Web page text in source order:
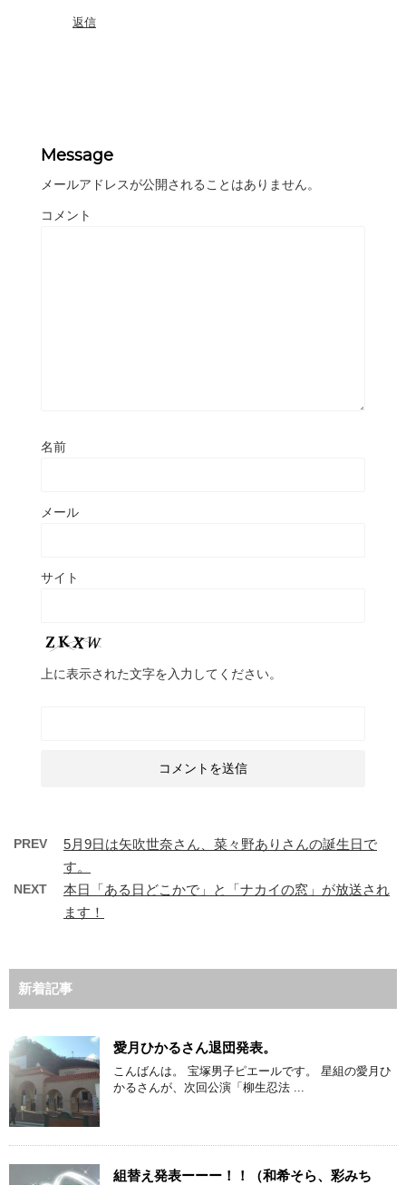
返信
Message
メールアドレスが公開されることはありません。
コメント
名前
メール
サイト
上に表示された文字を入力してください。
PREV
5月9日は矢吹世奈さん、菜々野ありさんの誕生日で
す。
NEXT
本日「ある日どこかで」と「ナカイの窓」が放送され
ます！
新着記事
愛月ひかるさん退団発表。
こんばんは。 宝塚男子ピエールです。 星組の愛月ひ
かるさんが、次回公演「柳生忍法 ...
組替え発表ーーー！！（和希そら、彩みち